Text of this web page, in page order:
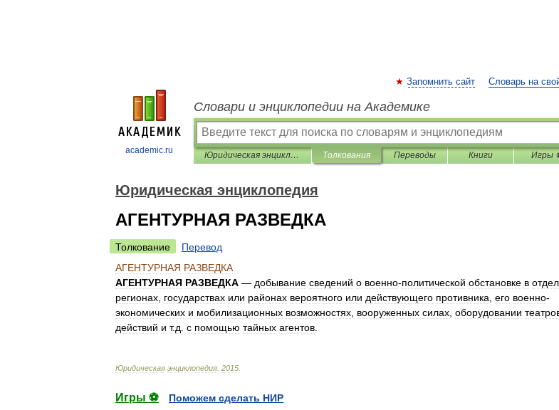
academic.ru
Запомнить сайт Словарь на
Словари и энциклопедии на Академике
Юридическая энциклопедия Толкования Переводы Книги Игры
Юридическая энциклопедия
АГЕНТУРНАЯ РАЗВЕДКА
Толкование
Перевод
АГЕНТУРНАЯ РАЗВЕДКА
АГЕНТУРНАЯ РАЗВЕДКА — добывание сведений о военно-политической обстановке в
регионах государствах или районах вероятного или действующего противника его военно-
экономических и мобилизационных возможностях вооруженных силах оборудовании
действий и т.д с помощью тайных агентов
Юридическая энциклопедия 2015
Игры ⚽
Поможем сделать НИР